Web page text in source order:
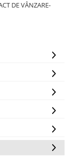
DE VÂNZARE-